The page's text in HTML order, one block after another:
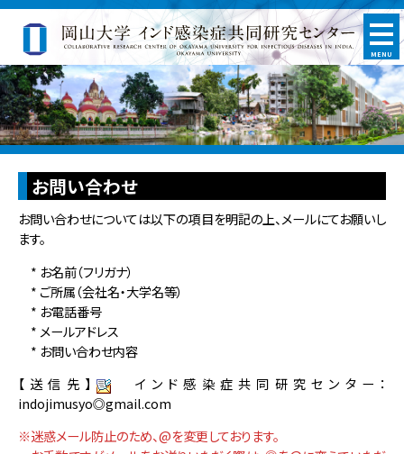
MENU
お問い合わせ
お問い合わせについては以下の項目を明記の上、メールにてお願いし
ます。
* お名前（フリガナ）
* ご所属（会社名・大学名等）
* お電話番号
* メールアドレス
* お問い合わせ内容
【送信先】
インド感染症共同研究センター：
indojimusyo◎gmail.com
※迷惑メール防止のため、@を変更しております。